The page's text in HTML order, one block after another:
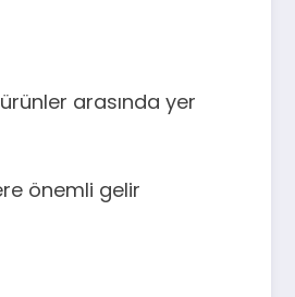
arasında yer
önemli gelir